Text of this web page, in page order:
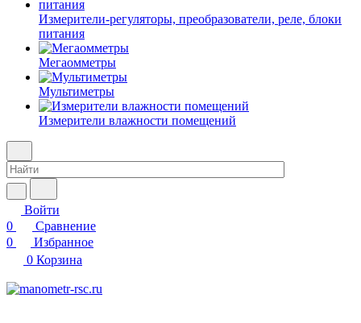
Измерители-регуляторы, преобразователи, реле, блоки
питания
Мегаомметры
Мультиметры
Измерители влажности помещений
Войти
0
Сравнение
0
Избранное
0 Корзина